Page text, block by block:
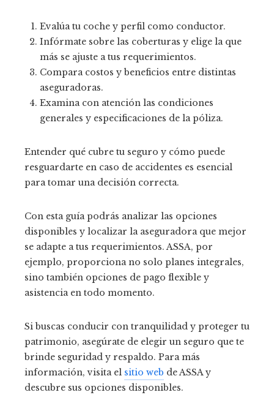
Evalúa tu coche y perfil como conductor.
Infórmate sobre las coberturas y elige la que
más se ajuste a tus requerimientos.
Compara costos y beneficios entre distintas
aseguradoras.
Examina con atención las condiciones
generales y especificaciones de la póliza.
Entender qué cubre tu seguro y cómo puede
resguardarte en caso de accidentes es esencial
para tomar una decisión correcta.
Con esta guía podrás analizar las opciones
disponibles y localizar la aseguradora que mejor
se adapte a tus requerimientos. ASSA, por
ejemplo, proporciona no solo planes integrales,
sino también opciones de pago flexible y
asistencia en todo momento.
Si buscas conducir con tranquilidad y proteger tu
patrimonio, asegúrate de elegir un seguro que te
brinde seguridad y respaldo. Para más
información, visita el sitio web de ASSA y
descubre sus opciones disponibles.